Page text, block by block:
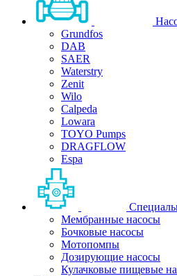
Grundfos
DAB
SAER
Waterstry
Zenit
Wilo
Calpeda
Lowara
TOYO Pumps
DRAGFLOW
Espa
Мембранные насосы
Бочковые насосы
Мотопомпы
Дозирующие насосы
Кулачковые пищевые